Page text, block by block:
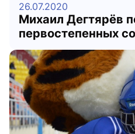
26.07.2020
Михаил Дегтярёв
первостепенных